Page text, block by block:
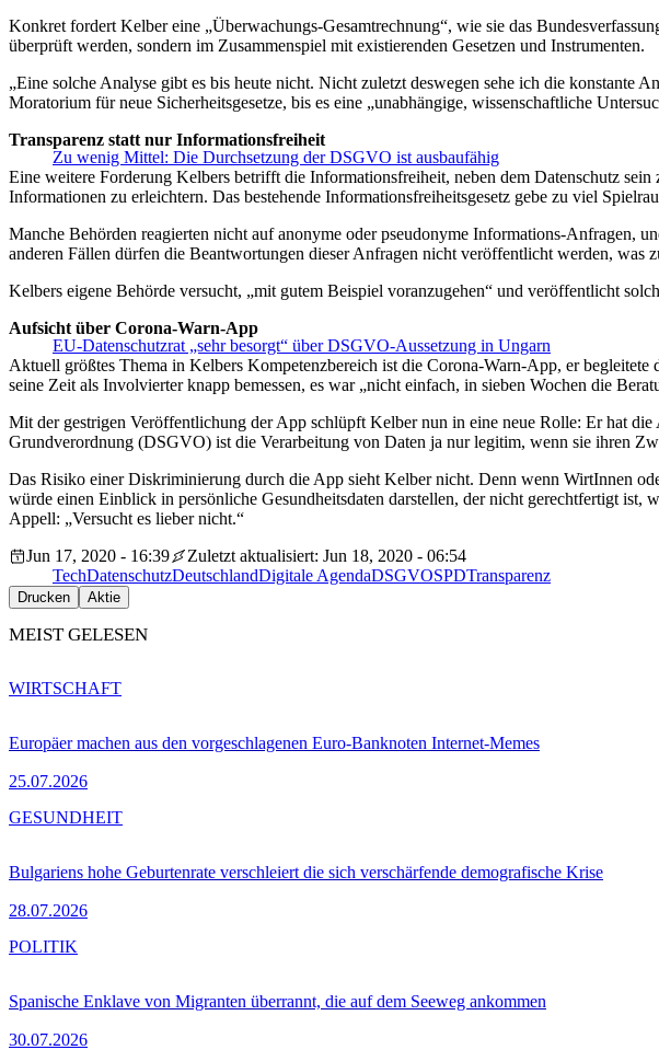
Konkret fordert Kelber eine „Überwachungs-Gesamtrechnung“, wie sie das
überprüft werden, sondern im Zusammenspiel mit existierenden Gesetzen und Instrumenten.
„Eine solche Analyse gibt es bis heute nicht. Nicht zuletzt deswegen sehe ich die
Moratorium für neue Sicherheitsgesetze, bis es eine „unabhängige, wissenschaftliche
Zu wenig Mittel: Die Durchsetzung der DSGVO ist ausbaufähig
Transparenz statt nur Informationsfreiheit
Eine weitere Forderung Kelbers betrifft die Informationsfreiheit, neben dem Datenschutz
Informationen zu erleichtern. Das bestehende Informationsfreiheitsgesetz gebe zu viel
Manche Behörden reagierten nicht auf anonyme oder pseudonyme Informations-Anfragen,
anderen Fällen dürfen die Beantwortungen dieser Anfragen nicht veröffentlicht werden, was
Kelbers eigene Behörde versucht, „mit gutem Beispiel voranzugehen“ und veröffentlicht
EU-Datenschutzrat „sehr besorgt“ über DSGVO-Aussetzung in Ungarn
Aufsicht über Corona-Warn-App
Aktuell größtes Thema in Kelbers Kompetenzbereich ist die Corona-Warn-App, er
seine Zeit als Involvierter knapp bemessen, es war „nicht einfach, in sieben Wochen die
Mit der gestrigen Veröffentlichung der App schlüpft Kelber nun in eine neue Rolle: Er hat
Grundverordnung (DSGVO) ist die Verarbeitung von Daten ja nur legitim, wenn sie ihren
Das Risiko einer Diskriminierung durch die App sieht Kelber nicht. Denn wenn WirtInnen
würde einen Einblick in persönliche Gesundheitsdaten darstellen, der nicht gerechtfertigt ist,
Appell: „Versucht es lieber nicht.“
Jun 17, 2020 - 16:39
Zuletzt aktualisiert: Jun 18, 2020 - 06:54
TechDatenschutzDeutschlandDigitale AgendaDSGVOSPDTransparenz
Drucken Aktie
MEIST GELESEN
Europäer machen aus den vorgeschlagenen Euro-Banknoten Internet-Memes
25.07.2026
WIRTSCHAFT
Bulgariens hohe Geburtenrate verschleiert die sich verschärfende demografische Krise
28.07.2026
GESUNDHEIT
Spanische Enklave von Migranten überrannt, die auf dem Seeweg ankommen
30.07.2026
POLITIK